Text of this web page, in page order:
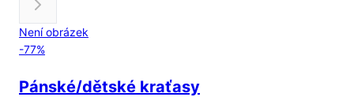
Není obrázek
-77%
Pánské/dětské kraťasy